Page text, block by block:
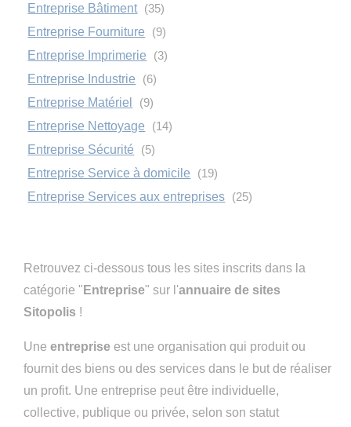
Entreprise Bâtiment (35)
Entreprise Fourniture
(9)
Entreprise Imprimerie
(3)
Entreprise Industrie
(6)
Entreprise Matériel
(9)
Entreprise Nettoyage
(14)
Entreprise Sécurité
(5)
Entreprise Service à domicile
(19)
Entreprise Services aux entreprises (25)
Retrouvez ci-dessous tous les sites inscrits dans la
catégorie " Entreprise" sur l'annuaire de sites
Sitopolis !
Uneentreprise est une organisation qui produit ou
fournit des biens ou des services dans le but de réaliser
un profit. Une entreprise peut être individuelle,
collective, publique ou privée, selon son statut